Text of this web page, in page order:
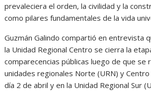
prevaleciera el orden, la civilidad y la
como pilares fundamentales de la vida
Guzmán Galindo compartió en entrevista
la Unidad Regional Centro se cierra la
comparecencias públicas luego de que se
unidades regionales Norte (URN) y
día 2 de abril y en la Unidad Regional Sur